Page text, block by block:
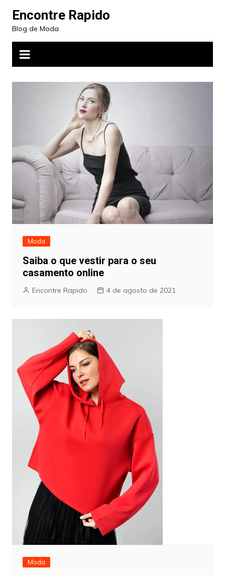
para
conteúdo
Encontre Rapido
Blog de Moda
Moda
Saiba o que vestir para o seu
casamento online
Encontre Rapido 4 de agosto de 2021
Moda